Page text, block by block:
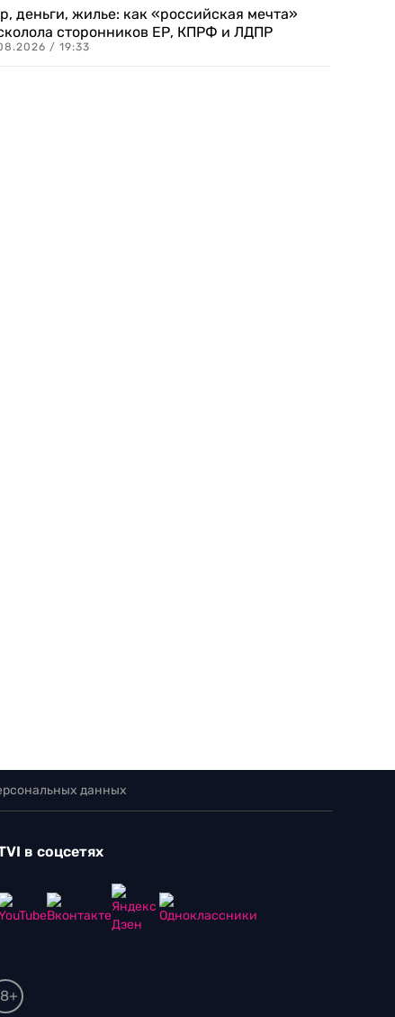
деньги, жилье: как «российская мечта»
сторонников ЕР, КПРФ и ЛДПР
/ 19:33
данных
в соцсетях